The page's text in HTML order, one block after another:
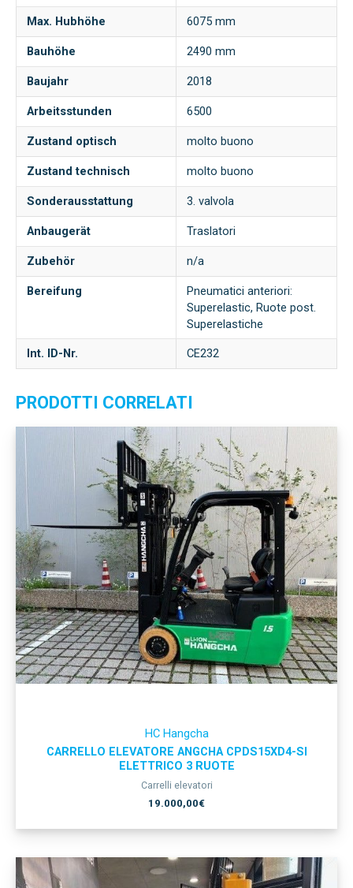
Max. Hubhöhe 6075 mm
Bauhöhe 2490 mm
Baujahr 2018
Arbeitsstunden 6500
Zustand optisch molto buono
Zustand technisch molto buono
Sonderausstattung 3. valvola
Anbaugerät Traslatori
Zubehör n/a
Bereifung
Pneumatici anteriori:
Superelastic, Ruote post.
Superelastiche
Int. ID-Nr. CE232
PRODOTTI CORRELATI
HC Hangcha
CARRELLO ELEVATORE ANGCHA CPDS15XD4-SI
ELETTRICO 3 RUOTE
Carrelli elevatori
19.000,00€